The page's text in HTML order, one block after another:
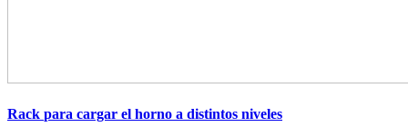
Rack para cargar el horno a distintos niveles